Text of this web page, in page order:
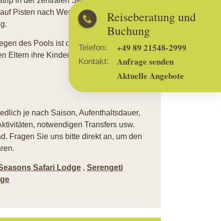
Reiseberatung und
Buchung
Telefon: +49 89 21548-2999
Kontakt:
Anfrage senden
Aktuelle Angebote
Pisten nach Westen durch den Park bis
des Pools ist die Lodge gerade für
Eltern ihre Kinder stets beaufsichtigen.
je nach Saison, Aufenthaltsdauer,
notwendigen Transfers usw.
Fragen Sie uns bitte direkt an, um den
Safari Lodge , Serengeti